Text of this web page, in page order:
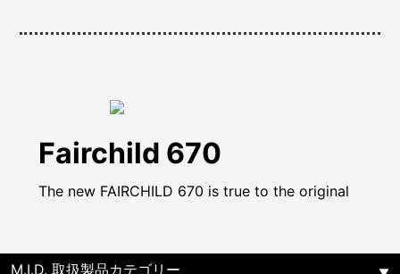
Fairchild 670
The new FAIRCHILD 670 is true to the original
M.I.D. 取扱製品カテゴリー